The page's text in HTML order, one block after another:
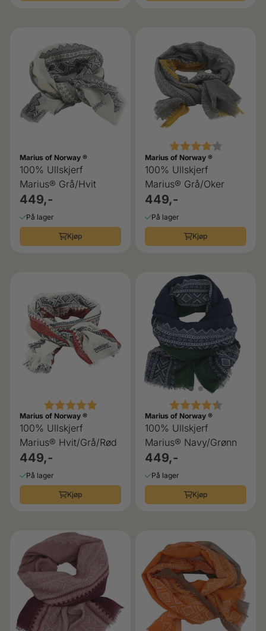
Marius of Norway ®
100% Ullskjerf
Marius® Grå/Hvit
449,-
På lager
Kjøp
Karakter:
Marius of Norway ®
100% Ullskjerf
Marius® Grå/Oker
449,-
På lager
Kjøp
Karakter: 5.0 av 5 mulige
Marius of Norway ®
100% Ullskjerf
Marius® Hvit/Grå/Rød
449,-
På lager
Kjøp
Karakter:
Marius of Norway ®
100% Ullskjerf
Marius® Navy/Grønn
449,-
På lager
Kjøp